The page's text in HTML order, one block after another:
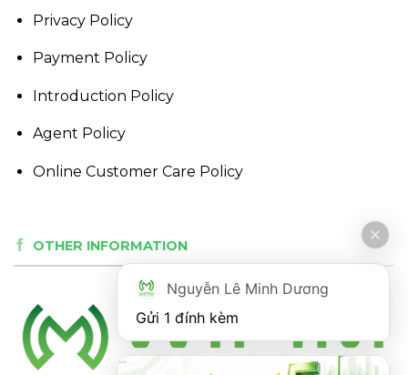
Privacy Policy
Payment Policy
Introduction Policy
Agent Policy
Online Customer Care Policy
OTHER INFORMATION
Nguyễn Lê Minh Dương
Gửi 1 đính kèm